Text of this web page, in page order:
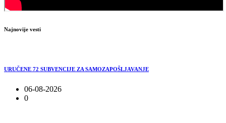
Najnovije vesti
URUČENE 72 SUBVENCIJE ZA SAMOZAPOŠLJAVANJE
06-08-2026
0